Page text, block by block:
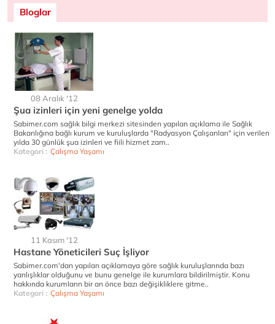
Bloglar
08 Aralık '12
Şua izinleri için yeni genelge yolda
Sabimer.com sağlık bilgi merkezi sitesinden yapılan açıklama ile Sağlık
Bakanlığına bağlı kurum ve kuruluşlarda "Radyasyon Çalışanları" için verilen
yılda 30 günlük şua izinleri ve fiili hizmet zam..
Kategori : Çalışma Yaşamı
11 Kasım '12
Hastane Yöneticileri Suç İşliyor
Sabimer.com'dan yapılan açıklamaya göre sağlık kuruluşlarında bazı
yanlışlıklar olduğunu ve bunu genelge ile kurumlara bildirilmiştir. Konu
hakkında kurumların bir an önce bazı değişikliklere gitme..
Kategori : Çalışma Yaşamı